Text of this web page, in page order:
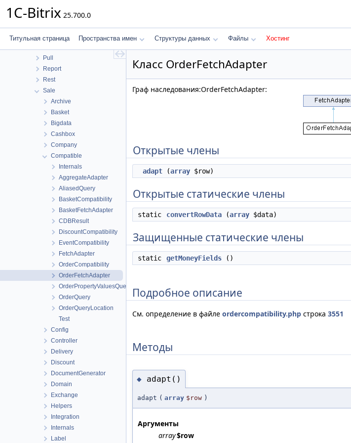
1C-Bitrix 25.700.0
Титульная страница Пространства имен Структуры данных Файлы Хостинг
Messageservice
Perfmon
Pull
Report
Rest
Sale
Archive
Basket
Bigdata
Cashbox
Company
Compatible
Internals
AggregateAdapter
AliasedQuery
BasketCompatibility
BasketFetchAdapter
CDBResult
DiscountCompatibility
EventCompatibility
FetchAdapter
OrderCompatibility
OrderFetchAdapter
OrderPropertyValuesQuery
OrderQuery
OrderQueryLocation
Test
Config
Controller
Delivery
Discount
DocumentGenerator
Domain
Exchange
Helpers
Integration
Internals
Label
Класс OrderFetchAdapter
Граф наследования:OrderFetchAdapter:
Открытые члены
adapt (array $row)
Открытые статические члены
static convertRowData (array $data)
Защищенные статические члены
static getMoneyFields ()
Подробное описание
См. определение в файле ordercompatibility.php строка 3551
Методы
◆ adapt()
adapt ( array $row )
Аргументы
array$row